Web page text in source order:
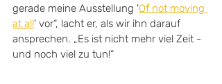
gerade meine Ausstellung 'Of not moving
at all' vor“, lacht er, als wir ihn darauf
ansprechen. „Es ist nicht mehr viel Zeit -
und noch viel zu tun!“